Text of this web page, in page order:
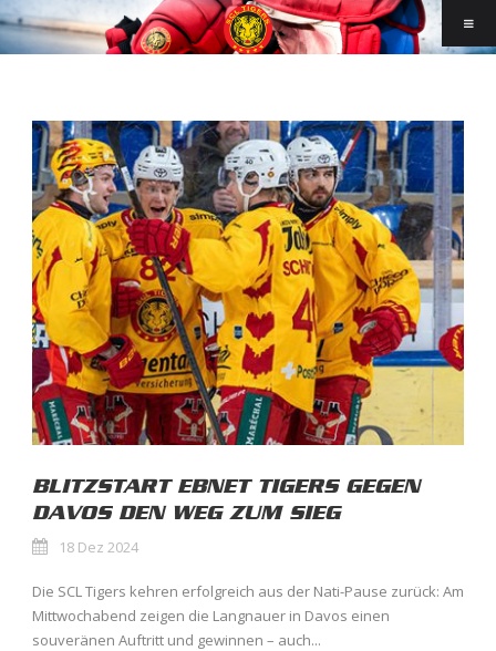
BLITZSTART EBNET TIGERS GEGEN
DAVOS DEN WEG ZUM SIEG
18 Dez 2024
Die SCL Tigers kehren erfolgreich aus der Nati-Pause zurück: Am
Mittwochabend zeigen die Langnauer in Davos einen
souveränen Auftritt und gewinnen – auch...